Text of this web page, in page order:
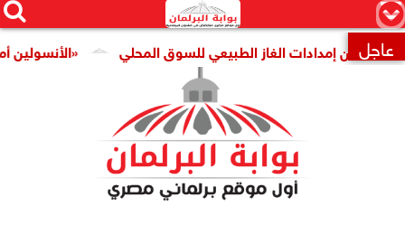
×


 عاجل «الأنسولين أمن إمدادات الغاز الطبيعي للسوق المحلي